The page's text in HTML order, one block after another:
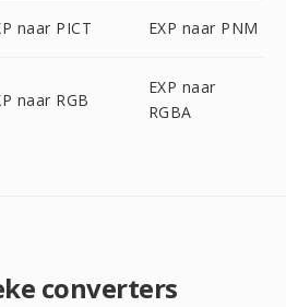
naar PICT EXP naar PNM
naar RGB
EXP naar
RGBA
converters